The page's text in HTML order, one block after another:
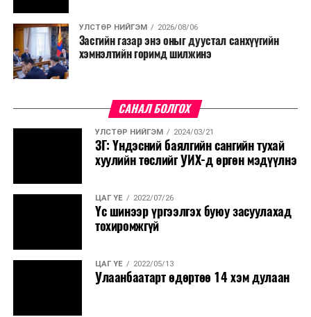
Төсвийн сахилга бат сайжирч, эдийн засгийн нөхцөл
байдал хэвийн болсон тохиолдолд эдгээр
хязгаарлалтыг үе шаттайгаар сулруулах юм.
УЛСТӨР НИЙГЭМ 2026/08/06
Засгийн газар энэ оныг дуустал санхүүгийн
хэмнэлтийн горимд шилжинэ
САНАЛ БОЛГОХ
УЛСТӨР НИЙГЭМ 2024/03/21
ЗГ: Үндэсний баялгийн сангийн тухай
хуулийн төслийг УИХ-д өргөн мэдүүлнэ
ЦАГ ҮЕ 2022/07/26
Үс шинээр үргээлгэх буюу засуулахад
тохиромжгүй
ЦАГ ҮЕ 2022/05/13
Улаанбаатарт өдөртөө 14 хэм дулаан